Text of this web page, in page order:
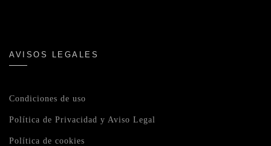
AVISOS LEGALES
Condiciones de uso
Política de Privacidad y Aviso Legal
Política de cookies